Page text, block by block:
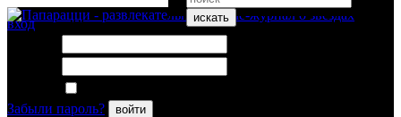
искать
вход
Забыли пароль?
войти